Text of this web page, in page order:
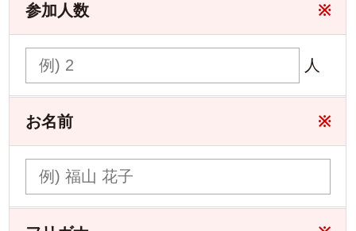
参加人数 ※
人
お名前 ※